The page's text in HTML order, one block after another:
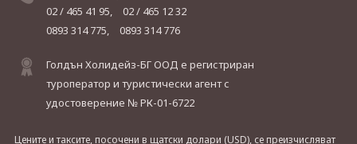
02 / 465 41 95,
02 / 465 12 32
0893 314 775,
0893 314 776
Голдън Холидейз-БГ ООД е регистриран
туроператор и туристически агент с
удостоверение № РК-01-6722
Цените и таксите, посочени в щатски долари (USD), се преизчисляват